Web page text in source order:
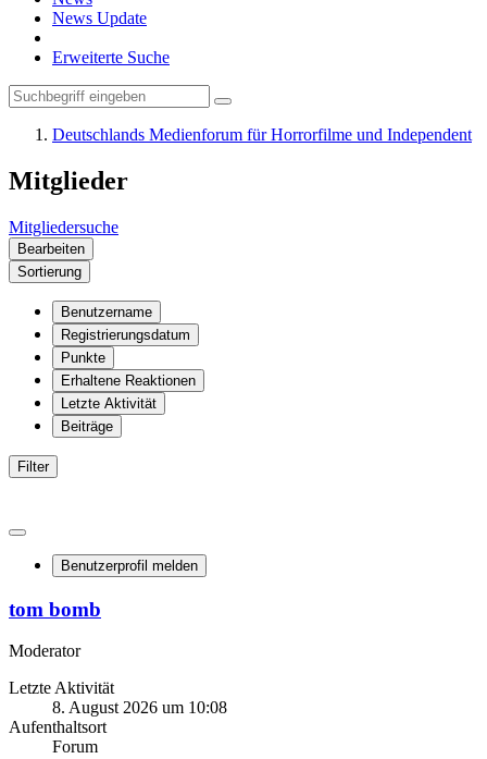
News Update
Erweiterte Suche
Deutschlands Medienforum für Horrorfilme und Independent
Mitglieder
Mitgliedersuche
Bearbeiten
Sortierung
Benutzername
Registrierungsdatum
Punkte
Erhaltene Reaktionen
Letzte Aktivität
Beiträge
Filter
Benutzerprofil melden
tom bomb
Moderator
Letzte Aktivität
8. August 2026 um 10:08
Aufenthaltsort
Forum